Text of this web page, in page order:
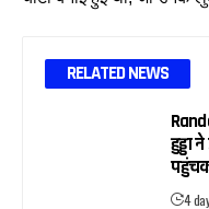
RELATED NEWS
हुड्डा
4